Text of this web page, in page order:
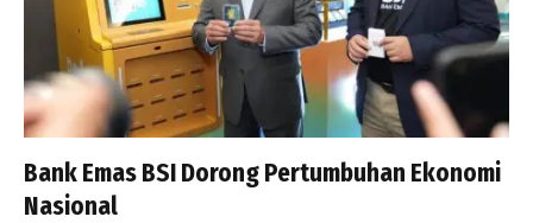
Bank Emas BSI Dorong Pertumbuhan Ekonomi
Nasional